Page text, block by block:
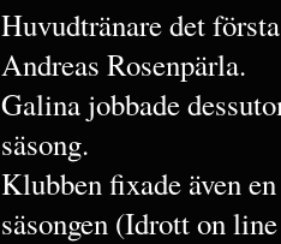
Huvudtränare det
Andreas Rosenpärla.
Galina jobbade
säsong.
Klubben fixade även
säsongen (Idrott on